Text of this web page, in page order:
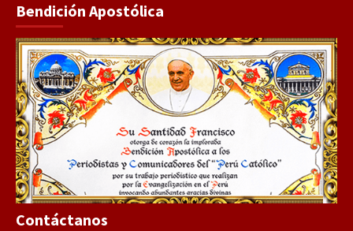
Bendición Apostólica
Contáctanos